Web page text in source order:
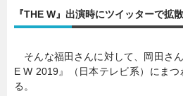
暮らし
連載一覧
『THE W』出演時にツイッターで拡散
そんな福田さんに対して、岡田さ
E W 2019』（日本テレビ系）にま
る。